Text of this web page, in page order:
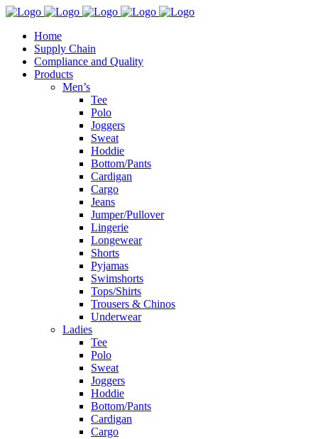
Home
Supply Chain
Compliance and Quality
Products
Men’s
Tee
Polo
Joggers
Sweat
Hoddie
Bottom/Pants
Cardigan
Cargo
Jeans
Jumper/Pullover
Lingerie
Longewear
Shorts
Pyjamas
Swimshorts
Tops/Shirts
Trousers & Chinos
Underwear
Ladies
Tee
Polo
Sweat
Joggers
Hoddie
Bottom/Pants
Cardigan
Cargo